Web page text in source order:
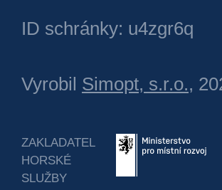
ID schránky: u4zgr6q
Vyrobil Simopt, s.r.o.,
ZAKLADATEL
HORSKÉ
SLUŽBY